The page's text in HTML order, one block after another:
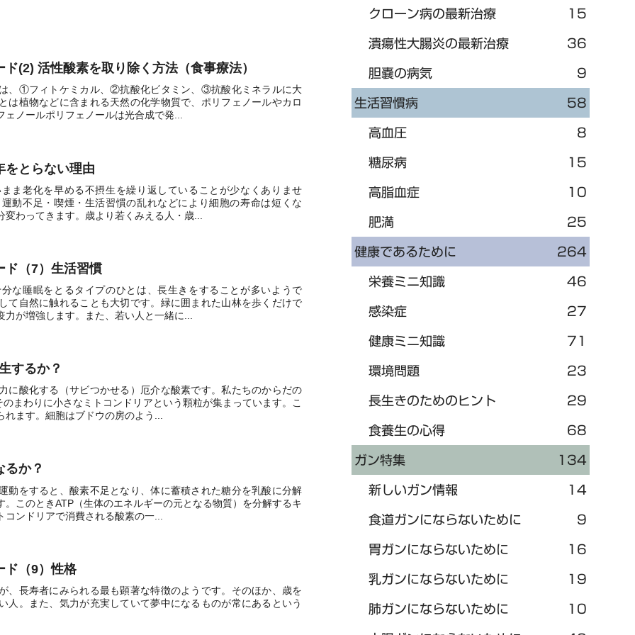
(2) 活性酸素を取り除く方法（食事療法）
、①フィトケミカル、②抗酸化ビタミン、③抗酸化ミネラルに大
植物などに含まれる天然の化学物質で、ポリフェノールやカロ
ェノールポリフェノールは光合成で発...
をとらない理由
ま老化を早める不摂生を繰り返していることが少なくありませ
動不足・喫煙・生活習慣の乱れなどにより細胞の寿命は短くな
わってきます。歳より若くみえる人・歳...
ド（7）生活習慣
な睡眠をとるタイプのひとは、長生きをすることが多いようで
て自然に触れることも大切です。緑に囲まれた山林を歩くだけで
が増強します。また、若い人と一緒に...
するか？
に酸化する（サビつかせる）厄介な酸素です。私たちのからだの
のまわりに小さなミトコンドリアという顆粒が集まっています。こ
れます。細胞はブドウの房のよう...
るか？
動をすると、酸素不足となり、体に蓄積された糖分を乳酸に分解
このときATP（生体のエネルギーの元となる物質）を分解するキ
ンドリアで消費される酸素の一...
ド（9）性格
、長寿者にみられる最も顕著な特徴のようです。そのほか、歳を
人。また、気力が充実していて夢中になるものが常にあるという
クローン病の最新治療 15
潰瘍性大腸炎の最新治療 36
胆嚢の病気 9
ガン特集 134
乳ガンにならないために 19
新しいガン情報 14
肺ガンにならないために 10
胃ガンにならないために 16
食道ガンにならないために 9
健康であるために 264
健康ミニ知識 71
感染症 27
栄養ミニ知識 46
環境問題 23
長生きのためのヒント 29
食養生の心得 68
生活習慣病 58
糖尿病 15
肥満 25
高脂血症 10
高血圧 8